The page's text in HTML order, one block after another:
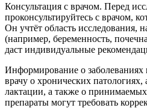
Консультация с врачом. Перед
проконсультируйтесь с врачом,
Он учтёт область исследования,
(например, беременность,
даст индивидуальные
Информирование о заболеваниях
врачу о хронических патологиях,
лактации, а также о
препараты могут требовать